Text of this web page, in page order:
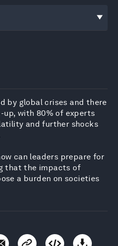
by global crises and there
with 80% of experts
and further shocks
can leaders prepare for
that the impacts of
a burden on societies